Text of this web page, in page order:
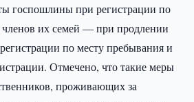
госпошлины при регистрации по
их семей — при продлении
по месту пребывания и
Отмечено, что такие меры
проживающих за